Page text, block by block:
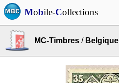
Mobile-Collections
MC-Timbres / Belgique